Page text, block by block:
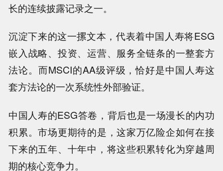
长的连续披露记录之一。
沉淀下来的这一摞文本，代表着中国人寿将ESG
嵌入战略、投资、运营、服务全链条的一整套方
法论。而MSCI的AA级评级，恰好是中国人寿这
套方法论的一次系统性外部验证。
中国人寿的ESG答卷，背后也是一场漫长的内功
积累。市场更期待的是，这家万亿险企如何在接
下来的五年、十年中，将这些积累转化为穿越周
期的核心竞争力。